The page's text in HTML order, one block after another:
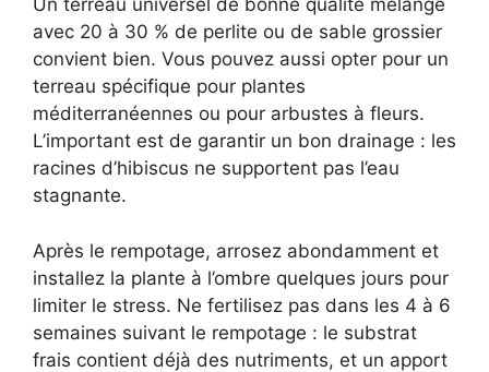
Un terreau universel de bonne qualité mélangé
avec 20 à 30 % de perlite ou de sable grossier
convient bien. Vous pouvez aussi opter pour un
terreau spécifique pour plantes
méditerranéennes ou pour arbustes à fleurs.
L’important est de garantir un bon drainage : les
racines d’hibiscus ne supportent pas l’eau
stagnante.
Après le rempotage, arrosez abondamment et
installez la plante à l’ombre quelques jours pour
limiter le stress. Ne fertilisez pas dans les 4 à 6
semaines suivant le rempotage : le substrat
frais contient déjà des nutriments, et un apport